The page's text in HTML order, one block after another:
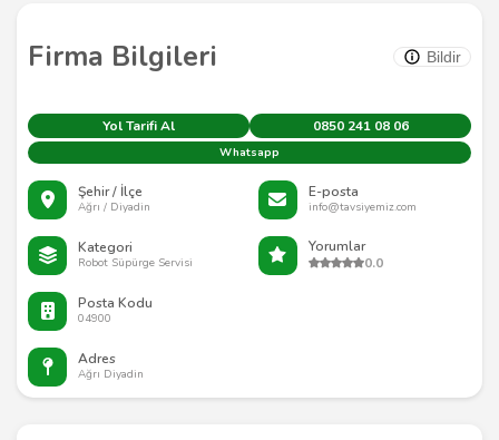
Firma Bilgileri Bildir
Yol Tarifi Al 0850 241 08 06
Whatsapp
Şehir / İlçe
Ağrı / Diyadin
E-posta
info@tavsiyemiz.com
Kategori
Robot Süpürge Servisi
Yorumlar
0.0
Posta Kodu
04900
Adres
Ağrı Diyadin